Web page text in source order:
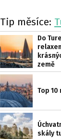
Tip měsíce:
Do
země
Top
skály